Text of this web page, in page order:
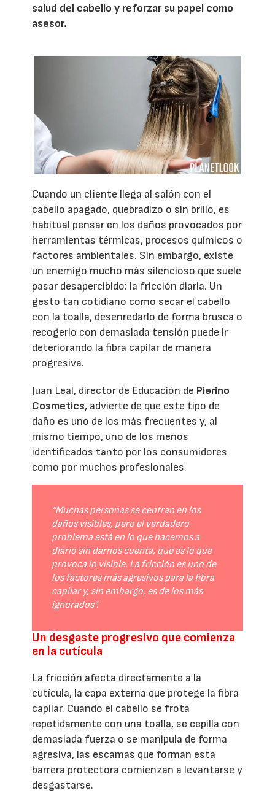
salud del cabello y reforzar su papel como
asesor.
Cuando un cliente llega al salón con el
cabello apagado, quebradizo o sin brillo, es
habitual pensar en los daños provocados por
herramientas térmicas, procesos químicos o
factores ambientales. Sin embargo, existe
un enemigo mucho más silencioso que suele
pasar desapercibido: la fricción diaria. Un
gesto tan cotidiano como secar el cabello
con la toalla, desenredarlo de forma brusca o
recogerlo con demasiada tensión puede ir
deteriorando la fibra capilar de manera
progresiva.
Juan Leal, director de Educación de Pierino
Cosmetics, advierte de que este tipo de
daño es uno de los más frecuentes y, al
mismo tiempo, uno de los menos
identificados tanto por los consumidores
como por muchos profesionales.
“Muchas personas se centran en los
daños visibles, pero el verdadero
problema está en lo que hacemos a
diario sin darnos cuenta, que es lo que
provoca lo visible. La fricción es uno de
los factores más agresivos para la fibra
capilar y, sin embargo, es de los más
ignorados”.
Un desgaste progresivo que comienza
en la cutícula
La fricción afecta directamente a la
cutícula, la capa externa que protege la fibra
capilar. Cuando el cabello se frota
repetidamente con una toalla, se cepilla con
demasiada fuerza o se manipula de forma
agresiva, las escamas que forman esta
barrera protectora comienzan a levantarse y
desgastarse.